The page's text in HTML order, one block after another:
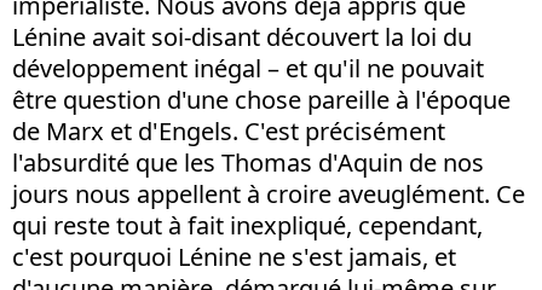
Lénine avait soi-disant découvert la loi du
développement inégal – et qu'il ne pouvait
être question d'une chose pareille à l'époque
de Marx et d'Engels. C'est précisément
l'absurdité que les Thomas d'Aquin de nos
jours nous appellent à croire aveuglément. Ce
qui reste tout à fait inexpliqué, cependant,
c'est pourquoi Lénine ne s'est jamais, et